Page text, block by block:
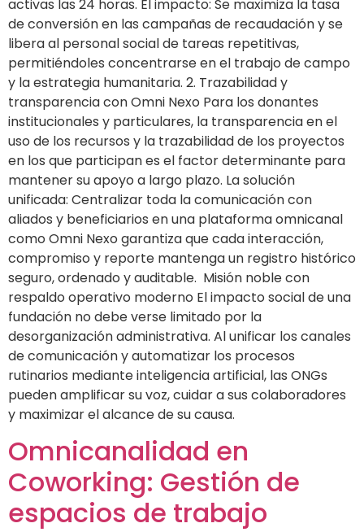
activas las 24 horas. El impacto: Se maximiza la tasa
de conversión en las campañas de recaudación y se
libera al personal social de tareas repetitivas,
permitiéndoles concentrarse en el trabajo de campo
y la estrategia humanitaria. 2. Trazabilidad y
transparencia con Omni Nexo Para los donantes
institucionales y particulares, la transparencia en el
uso de los recursos y la trazabilidad de los proyectos
en los que participan es el factor determinante para
mantener su apoyo a largo plazo. La solución
unificada: Centralizar toda la comunicación con
aliados y beneficiarios en una plataforma omnicanal
como Omni Nexo garantiza que cada interacción,
compromiso y reporte mantenga un registro histórico
seguro, ordenado y auditable. Misión noble con
respaldo operativo moderno El impacto social de una
fundación no debe verse limitado por la
desorganización administrativa. Al unificar los canales
de comunicación y automatizar los procesos
rutinarios mediante inteligencia artificial, las ONGs
pueden amplificar su voz, cuidar a sus colaboradores
y maximizar el alcance de su causa.
Omnicanalidad en
Coworking: Gestión de
espacios de trabajo